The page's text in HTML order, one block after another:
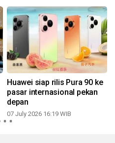
Huawei siap rilis Pura 90 ke
pasar internasional pekan
depan
07 July 2026 16:19 WIB